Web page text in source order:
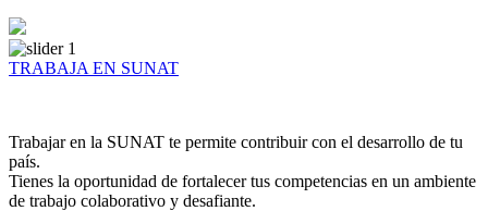
TRABAJA EN SUNAT
Trabajar en la SUNAT te permite contribuir con el desarrollo de tu
país.
Tienes la oportunidad de fortalecer tus competencias en un ambiente
de trabajo colaborativo y desafiante.